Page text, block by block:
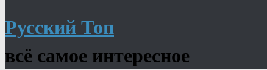
Русский Топ
всё самое интересное